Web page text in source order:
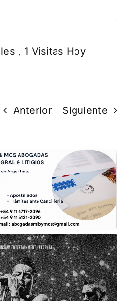
, 1 Visitas Hoy
Anterior Siguiente